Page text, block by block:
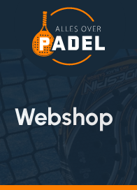
Webshop